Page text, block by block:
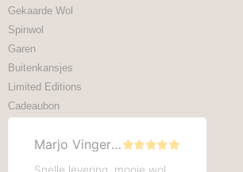
Gekaarde Wol
Spinwol
Garen
Buitenkansjes
Limited Editions
Cadeaubon